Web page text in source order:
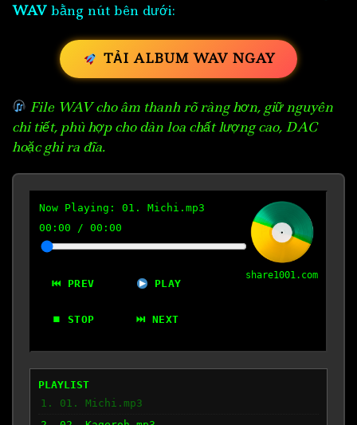
WAV bằng nút bên dưới:
TẢI ALBUM WAV NGAY
File WAV cho âm thanh rõ ràng hơn, giữ nguyên
chi tiết, phù hợp cho dàn loa chất lượng cao, DAC
hoặc ghi ra đĩa.
Now Playing: 01. Michi.mp3
00:00 / 00:00
⏮ PREV PLAY
⏹ STOP ⏭ NEXT
share1001.com
PLAYLIST
1. 01. Michi.mp3